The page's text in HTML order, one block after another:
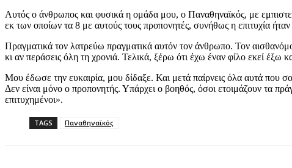
Αυτός ο άνθρωπος και φυσικά η ομάδα μου, ο Παναθηναϊκός, με
εκ των οποίων τα 8 με αυτούς τους προπονητές, συνήθως η επιτυχία
Πραγματικά τον λατρεύω πραγματικά αυτόν τον άνθρωπο. Τον
κι αν περάσεις όλη τη χρονιά. Τελικά, ξέρω ότι έχω έναν φίλο εκεί έξω
Μου έδωσε την ευκαιρία, μου δίδαξε. Και μετά παίρνεις όλα αυτά που
Δεν είναι μόνο ο προπονητής. Υπάρχει ο βοηθός, όσοι ετοιμάζουν τα
επιτυχημένοι».
TAGS Παναθηναϊκός